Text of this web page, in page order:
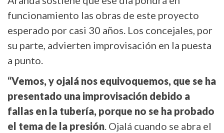
funcionamiento las obras de este proyecto
esperado por casi 30 años. Los concejales, por
su parte, advierten improvisación en la puesta
a punto.
“Vemos, y ojalá nos equivoquemos, que se ha
presentado una improvisación debido a
fallas en la tubería, porque no se ha probado
el tema de la presión. Ojalá cuando se abra el